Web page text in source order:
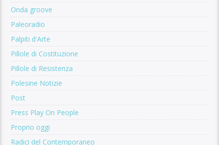
Onda groove
Paleoradio
Palpiti d'Arte
Pillole di Costituzione
Pillole di Resistenza
Polesine Notizie
Post
Press Play On People
Proprio oggi
Radici del Contemporaneo